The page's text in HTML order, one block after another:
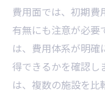
費用面では、初期費
有無にも注意が必要
は、費用体系が明
得できるかを確認し
は、複数の施設を比